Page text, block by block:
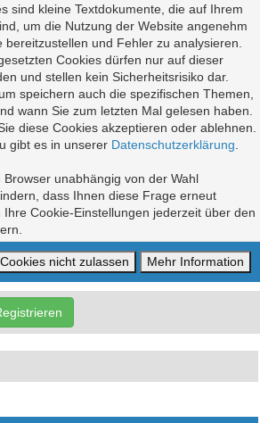
sind kleine Textdokumente, die auf Ihrem
um die Nutzung der Website angenehm
und Fehler zu analysieren.
Cookies dürfen nur auf dieser
und stellen kein Sicherheitsrisiko dar.
speichern auch die spezifischen Themen,
wann Sie zum letzten Mal gelesen haben.
diese Cookies akzeptieren oder ablehnen.
gibt es in unserer Datenschutzerklärung
unabhängig von der Wahl
dass Ihnen diese Frage erneut
Cookie-Einstellungen jederzeit über den